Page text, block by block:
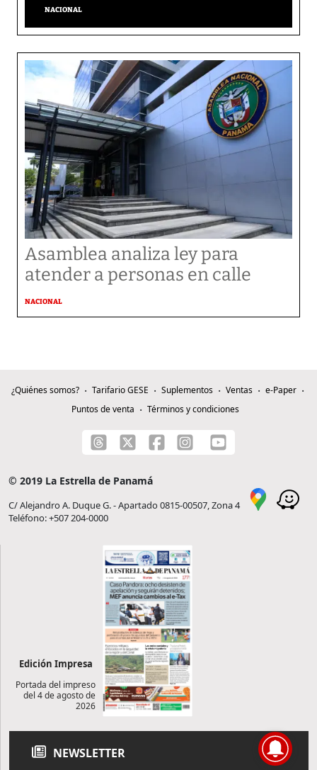
NACIONAL
Asamblea analiza ley para
atender a personas en calle
NACIONAL
¿Quiénes somos? Tarifario GESE Suplementos Ventas
e-Paper
Puntos de venta
Términos y condiciones
© 2019 La Estrella de Panamá
C/ Alejandro A. Duque G. - Apartado 0815-00507, Zona 4
Teléfono: +507 204-0000
Edición Impresa
Portada del impreso
del 4 de agosto de
2026
NEWSLETTER